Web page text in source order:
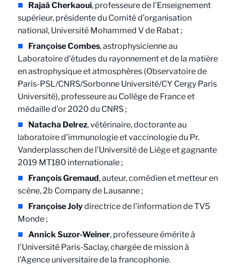
Rajaâ Cherkaoui, professeure de l’Enseignement
supérieur, présidente du Comité d’organisation
national, Université Mohammed V de Rabat ;
Françoise Combes, astrophysicienne au
Laboratoire d’études du rayonnement et de la matière
en astrophysique et atmosphères (Observatoire de
Paris-PSL/CNRS/Sorbonne Université/CY Cergy Paris
Université), professeure au Collège de France et
médaille d’or 2020 du CNRS ;
Natacha Delrez, vétérinaire, doctorante au
laboratoire d'immunologie et vaccinologie du Pr.
Vanderplasschen de l’Université de Liège et gagnante
2019 MT180 internationale ;
François Gremaud, auteur, comédien et metteur en
scène, 2b Company de Lausanne ;
Françoise Jolydirectrice de l'information de TV5
Monde ;
Annick Suzor-Weiner, professeure émérite à
l’Université Paris-Saclay, chargée de mission à
l’Agence universitaire de la francophonie.